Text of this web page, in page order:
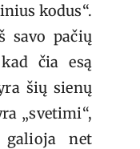
kodus“.
savo pačių
čia esą
šių sienų
„svetimi“,
galioja net